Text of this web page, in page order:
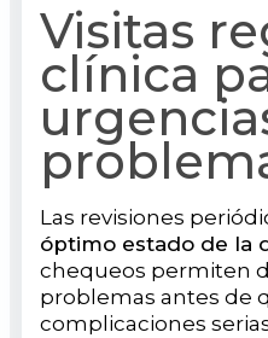
Visitas
clínica
Las revisiones
óptimo estado de la
chequeos permiten
problemas antes de
complicaciones